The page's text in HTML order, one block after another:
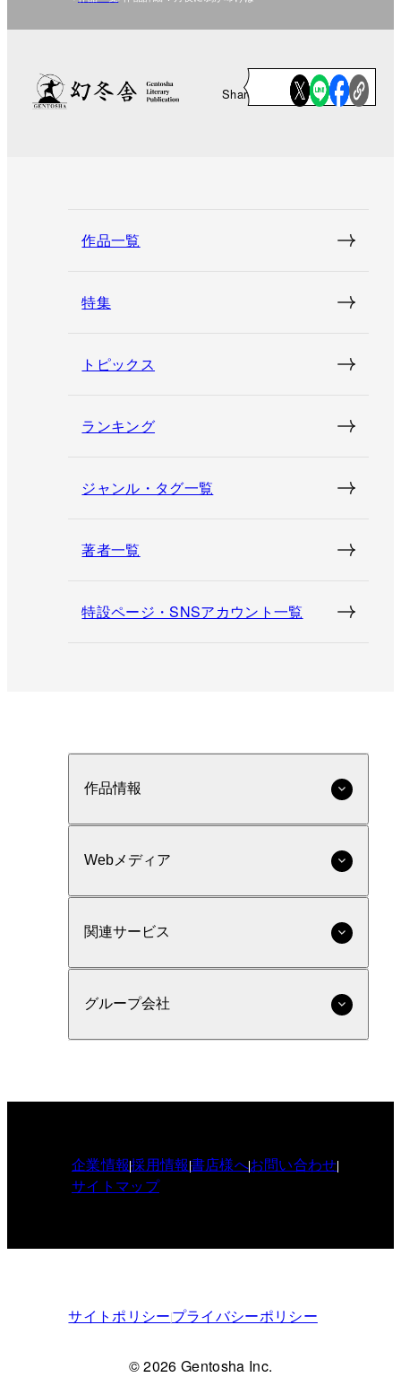
Share
作品一覧
特集
トピックス
ランキング
ジャンル・タグ一覧
著者一覧
特設ページ・SNSアカウント一覧
作品情報
Webメディア
関連サービス
グループ会社
企業情報採用情報書店様へお問い合わせ
サイトマップ
サイトポリシープライバシーポリシー
© 2026 Gentosha Inc.